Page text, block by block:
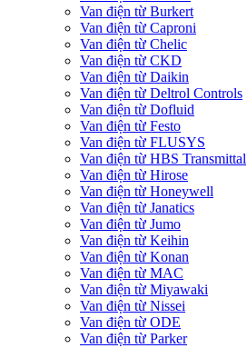
Van điện từ Burkert
Van điện từ Caproni
Van điện từ Chelic
Van điện từ CKD
Van điện từ Daikin
Van điện từ Deltrol Controls
Van điện từ Dofluid
Van điện từ Festo
Van điện từ FLUSYS
Van điện từ HBS Transmittal
Van điện từ Hirose
Van điện từ Honeywell
Van điện từ Janatics
Van điện từ Jumo
Van điện từ Keihin
Van điện từ Konan
Van điện từ MAC
Van điện từ Miyawaki
Van điện từ Nissei
Van điện từ ODE
Van điện từ Parker